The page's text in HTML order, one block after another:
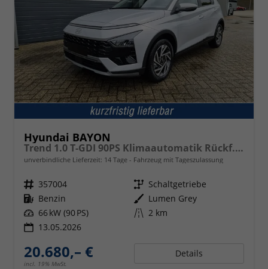
Hyundai BAYON
Trend 1.0 T-GDI 90PS Klimaautomatik Rückf.Kamera Parksensoren Sitzheizung Lenkradheizung Bluetooth Touchscreen Tempomat Apple CarPlay + Android Auto 16"LM
unverbindliche Lieferzeit: 14 Tage Fahrzeug mit Tageszulassung
Fahrzeugnr. 357004 Getriebe Schaltgetriebe
Kraftstoff Benzin Außenfarbe Lumen Grey
Leistung 66 kW (90 PS) Kilometerstand 2 km
13.05.2026
20.680,– €
incl. 19% MwSt.
Details